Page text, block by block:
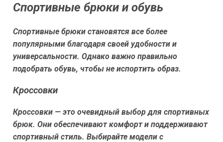
Спортивные брюки и обувь
Спортивные брюки становятся все более
популярными благодаря своей удобности и
универсальности. Однако важно правильно
подобрать обувь, чтобы не испортить образ.
Кроссовки
Кроссовки — это очевидный выбор для спортивных
брюк. Они обеспечивают комфорт и поддерживают
спортивный стиль. Выбирайте модели с